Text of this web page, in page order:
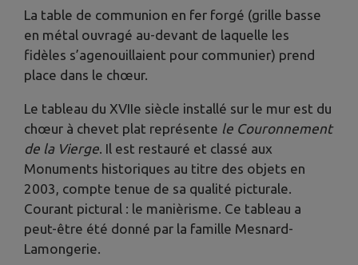
La table de communion en fer forgé (grille basse
en métal ouvragé au-devant de laquelle les
fidèles s’agenouillaient pour communier) prend
place dans le chœur.
Le tableau du XVIIe siècle installé sur le mur est du
chœur à chevet plat représente le Couronnement
de la Vierge. Il est restauré et classé aux
Monuments historiques au titre des objets en
2003, compte tenue de sa qualité picturale.
Courant pictural : le manièrisme. Ce tableau a
peut-être été donné par la famille Mesnard-
Lamongerie.